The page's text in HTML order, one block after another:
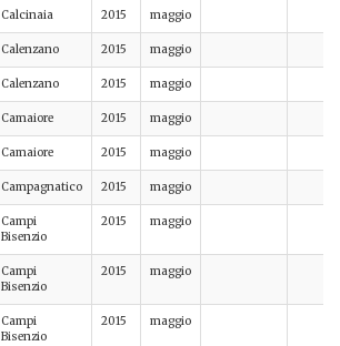
Calcinaia 2015 maggio
Calenzano 2015 maggio
Calenzano 2015 maggio
Camaiore 2015 maggio
Camaiore 2015 maggio
Campagnatico 2015 maggio
Campi
Bisenzio
2015 maggio
Campi
Bisenzio
2015 maggio
Campi
Bisenzio
2015 maggio